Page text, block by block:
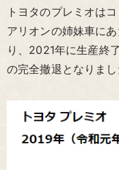
トヨタのプレミオは
アリオンの姉妹車に
り、2021年に生産終
の完全撤退となりまし